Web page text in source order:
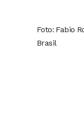
Foto: Fabio
Brasil